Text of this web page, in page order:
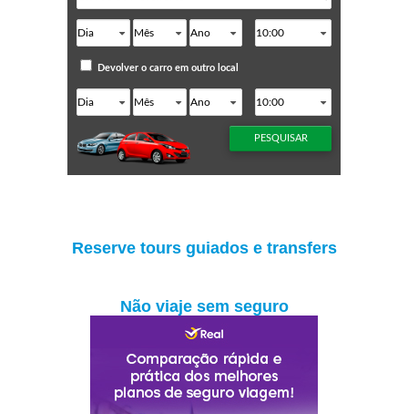
Reserve tours guiados e transfers
Não viaje sem seguro